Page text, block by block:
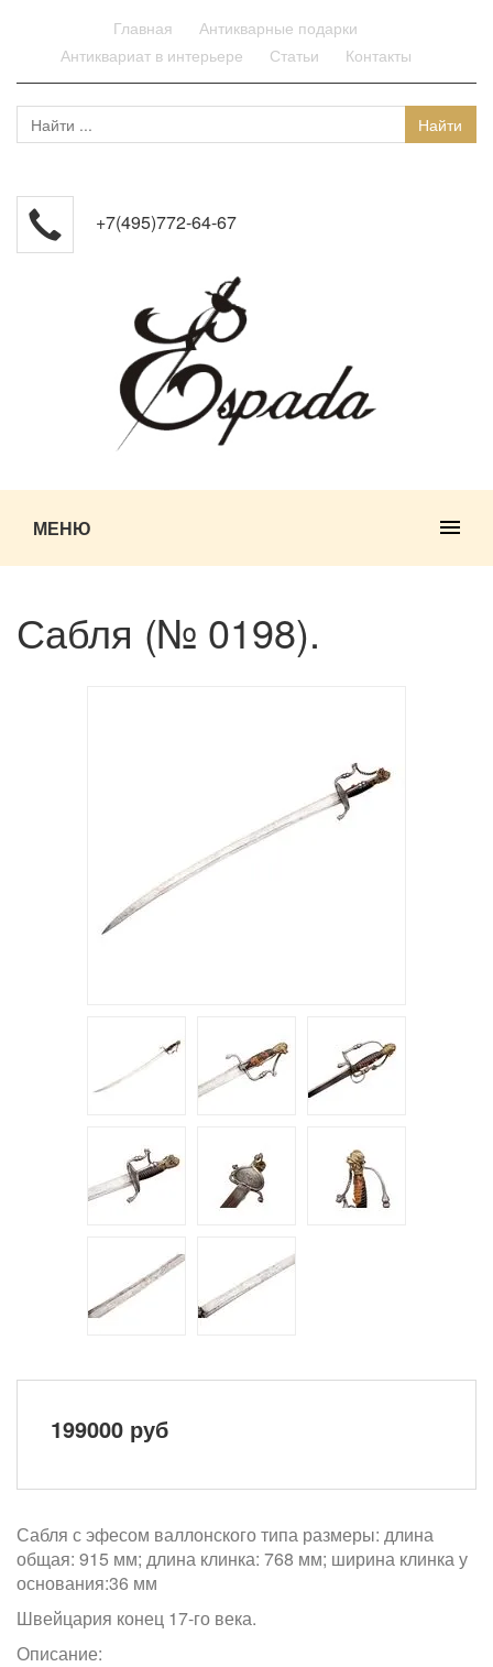
Главная
Антикварные подарки
Антиквариат в интерьере
Статьи Контакты
+7(495)772-64-67
МЕНЮ
Сабля (№ 0198).
199000 руб
Сабля с эфесом валлонского типа размеры: длина
общая: 915 мм; длина клинка: 768 мм; ширина клинка у
основания:36 мм
Швейцария конец 17-го века.
Описание: